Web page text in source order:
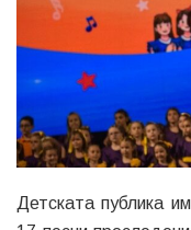
Детската публика